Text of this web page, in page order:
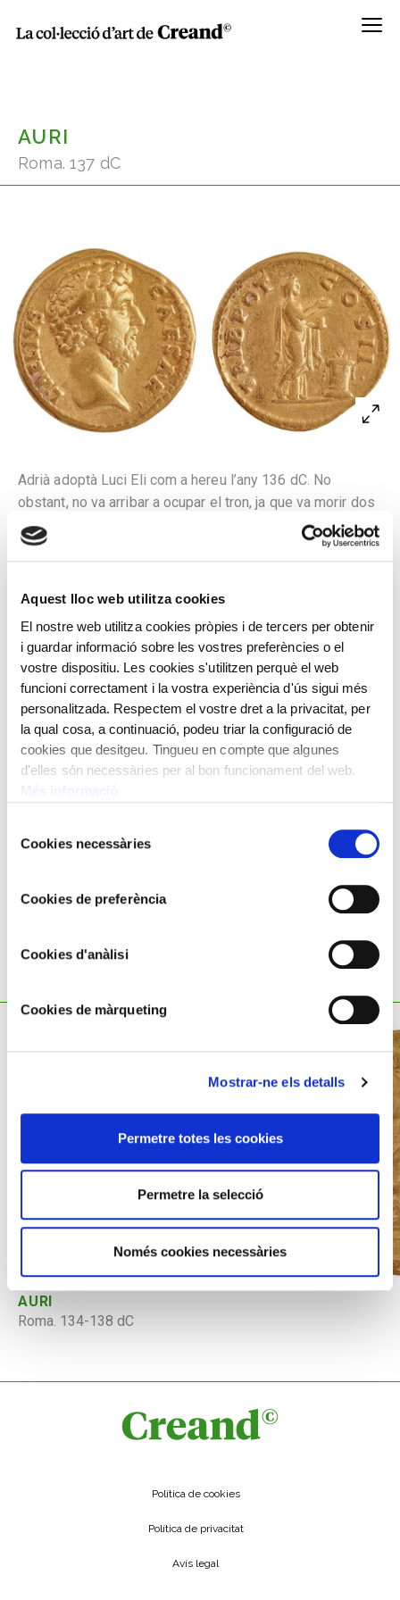
Aquest lloc web utilitza cookies
El nostre web utilitza cookies pròpies i de tercers per obtenir
i guardar informació sobre les vostres preferències o el
vostre dispositiu. Les cookies s'utilitzen perquè el web
funcioni correctament i la vostra experiència d'ús sigui més
personalitzada. Respectem el vostre dret a la privacitat, per
la qual cosa, a continuació, podeu triar la configuració de
cookies que desitgeu. Tingueu en compte que algunes
d'elles són necessàries per al bon funcionament del web.
deCookies necessàries
Cookies de preferència
Cookies d'anàlisi
Cookies de màrqueting
Mostrar-ne els detalls
Permetre totes les cookies
Permetre la selecció
Només cookies necessàries
Menú
AURI
Roma. 137 dC
Adrià adoptà Luci Eli com a hereu l’any 136 dC. No
obstant, no va arribar a ocupar el tron, ja que va morir dos
anys més tard, poc abans que el seu pare adoptiu.
A l’anvers, bust de Luci Eli envoltat per la llegenda
personificació de la deessa Pietat, amb el cap velat i una
caixa d’encens a la mà esquerra, fent un sacrifici davant
d’un altar amb garlandes. Al voltant de la figura, la
llegenda TRIB(unitia) POT(estate) CO(n)S(ul) II i una
gràfila de punts.
Encunyat per Adrià, emperador romà, en honor de Luci
Eli, el seu hereu designat com a cèsar.
AURI
Roma. 134-138 dC
Política de cookies
Política de privacitat
Avís legal